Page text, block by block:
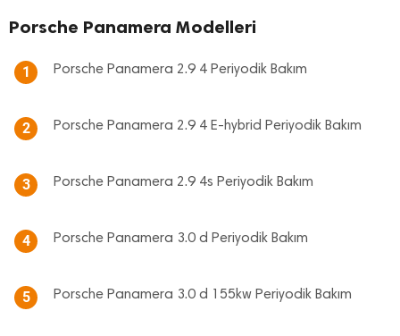
Porsche Panamera Modelleri
1 Porsche Panamera 2.9 4 Periyodik Bakım
2 Porsche Panamera 2.9 4 E-hybrid Periyodik Bakım
3 Porsche Panamera 2.9 4s Periyodik Bakım
4 Porsche Panamera 3.0 d Periyodik Bakım
5 Porsche Panamera 3.0 d 155kw Periyodik Bakım